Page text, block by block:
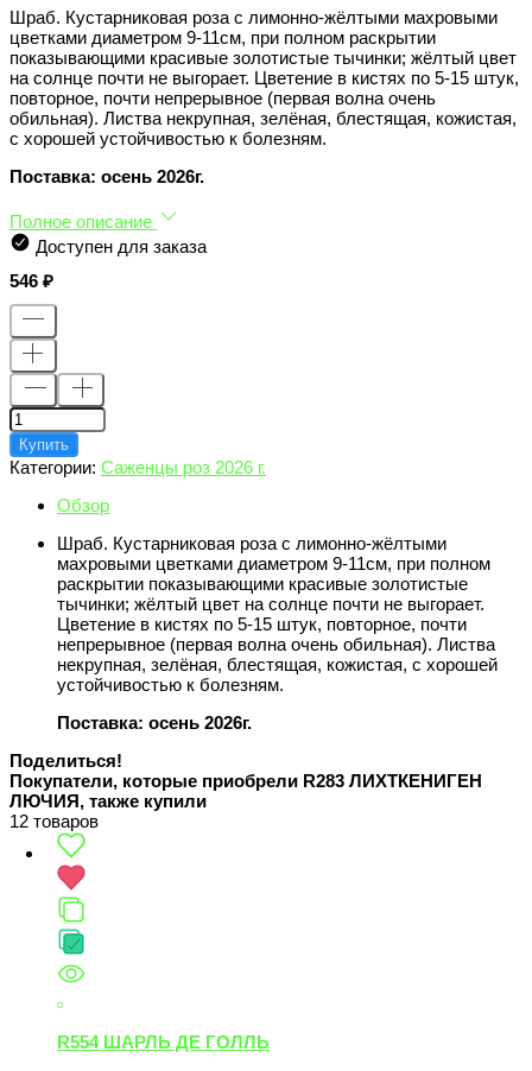
Шраб. Кустарниковая роза с лимонно-жёлтыми махровыми
цветками диаметром 9-11см, при полном раскрытии
показывающими красивые золотистые тычинки; жёлтый цвет
на солнце почти не выгорает. Цветение в кистях по 5-15 штук,
повторное, почти непрерывное (первая волна очень
обильная). Листва некрупная, зелёная, блестящая, кожистая,
с хорошей устойчивостью к болезням.
Поставка: осень 2026г.
Полное описание
Доступен для заказа
546
Купить
Категории: Саженцы роз 2026 г.
Обзор
Шраб. Кустарниковая роза с лимонно-жёлтыми
махровыми цветками диаметром 9-11см, при полном
раскрытии показывающими красивые золотистые
тычинки; жёлтый цвет на солнце почти не выгорает.
Цветение в кистях по 5-15 штук, повторное, почти
непрерывное (первая волна очень обильная). Листва
некрупная, зелёная, блестящая, кожистая, с хорошей
устойчивостью к болезням.
Поставка: осень 2026г.
Поделиться!
Покупатели, которые приобрели R283 ЛИХТКЕНИГЕН
ЛЮЧИЯ, также купили
12 товаров
R554 ШАРЛЬ ДЕ ГОЛЛЬ